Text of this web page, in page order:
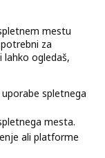
Podatki o podjetju
mestu
za
lahko ogledaš,
spletnega
mesta.
ali platforme